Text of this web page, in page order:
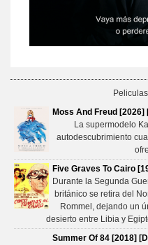
Moss And Freud [2026]
La supermodelo
autodescubrimiento
Five Graves To Cairo
Durante la Segunda
británico se retira del
Rommel, dejando un
desierto entre Libia y
Summer Of 84 [2018]